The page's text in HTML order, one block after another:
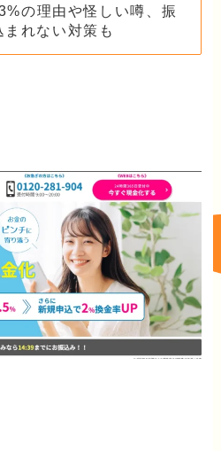
の理由や怪しい噂、振
まれない対策も